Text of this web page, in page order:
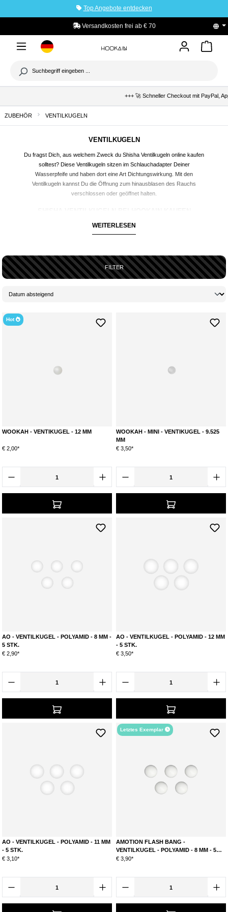
Top Angebote entdecken
Versandkosten frei ab € 70 PayPal
+++ 🚀 Schneller Checkout mit PayPal, Apple
ZUBEHÖR VENTILKUGELN
VENTILKUGELN
Du fragst Dich, aus welchem Zweck du Shisha Ventilkugeln online kaufen
solltest? Diese Ventilkugeln sitzen im Schlauchadapter Deiner
Wasserpfeife und haben dort eine Art Dichtungswirkung. Mit den
Ventilkugeln kannst Du die Öffnung zum hinausblasen des Rauchs
verschlossen oder geöffnet halten.
Die Ventilkugeln für die Wasserpfeife aus unserem Sortiment sind großteils
der Wasserpfeife rauchen, so sind diese Shisha Ventilkugeln wirklich
unerlässlich. Ohne diese Kugeln müssten immer alle, die nicht an der
Reihe sind zu rauchen, den Schlauch zuhalten. Nur so, oder eben durch
einer Shisha rauchen
auch spezielle Kugeln aus Borosilikatglas. Sie erfüllen alle den selben
WEITERLESEN
FILTER
Hot
WOOKAH - VENTIKUGEL - 12 MM
€ 2,00*
WOOKAH - MINI - VENTIKUGEL - 9.525
MM
€ 3,50*
AO - VENTILKUGEL - POLYAMID - 8 MM -
5 STK.
€ 2,90*
AO - VENTILKUGEL - POLYAMID - 12 MM
- 5 STK.
€ 3,50*
AO - VENTILKUGEL - POLYAMID - 11 MM
- 5 STK.
€ 3,10*
Letztes Exemplar
AMOTION FLASH BANG -
VENTILKUGEL - POLYAMID - 8 MM - 5
STK.
€ 3,90*